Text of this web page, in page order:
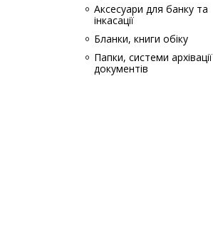
Аксесуари для банку та
інкасації
Бланки, книги обіку
Папки, системи архівації
документів